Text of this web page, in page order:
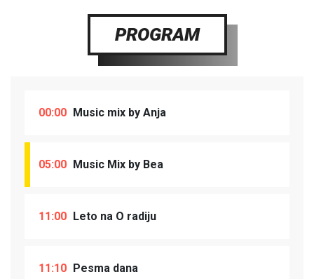
PROGRAM
00:00 Music mix by Anja
05:00 Music Mix by Bea
11:00 Leto na O radiju
11:10 Pesma dana